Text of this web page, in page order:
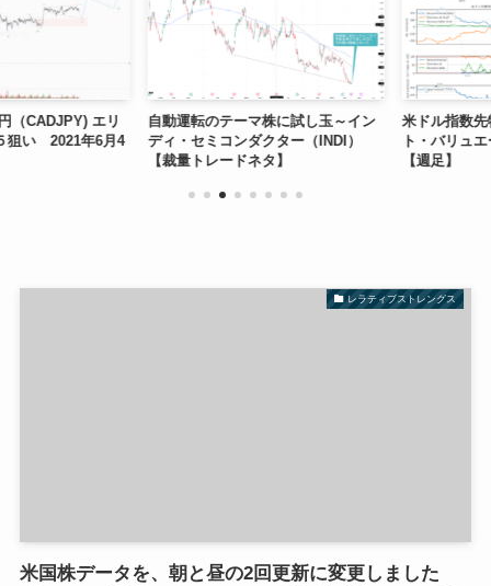
エリ
い 2021年6月4
自動運転のテーマ株に試し玉～イン
ディ・セミコンダクター（INDI）
【裁量トレードネタ】
米ドル指数先物
ト・バリュエー
【週足】
レラティブストレングス
米国株データを、朝と昼の2回更新に変更しました